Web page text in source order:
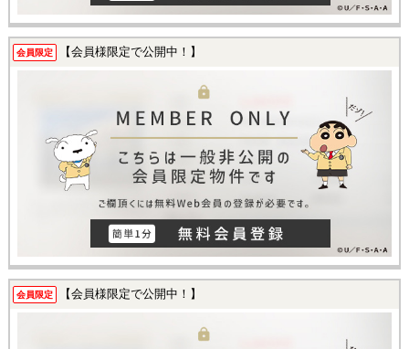
会員限定 【会員様限定で公開中！】
会員限定 【会員様限定で公開中！】